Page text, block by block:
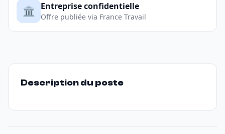
🏛️ Entreprise confidentielle
Offre publiée via France Travail
Description du poste